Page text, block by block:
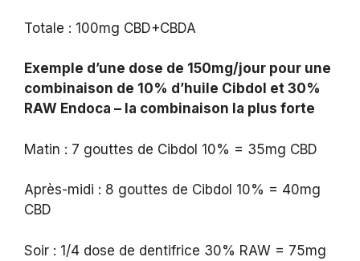
Totale : 100mg CBD+CBDA
Exemple d’une dose de 150mg/jour pour une
combinaison de 10% d’huile Cibdol et 30%
RAW Endoca – la combinaison la plus forte
Matin : 7 gouttes de Cibdol 10% = 35mg CBD
Après-midi : 8 gouttes de Cibdol 10% = 40mg
CBD
Soir : 1/4 dose de dentifrice 30% RAW = 75mg